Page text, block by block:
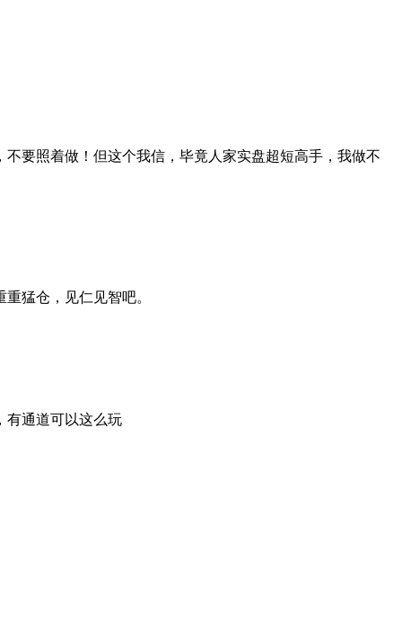
要照着做！但这个我信，毕竟人家实盘超短高手，我做不
猛仓，见仁见智吧。
有通道可以这么玩